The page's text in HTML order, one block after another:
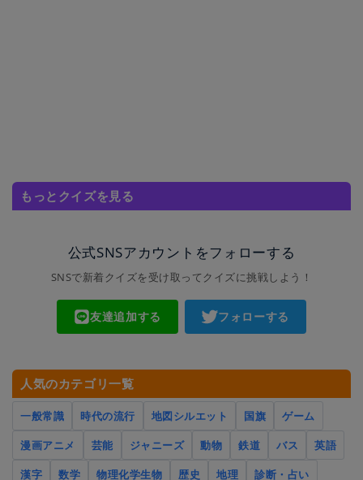
もっとクイズを見る
公式SNSアカウントをフォローする
SNSで新着クイズを受け取ってクイズに挑戦しよう！
友達追加する フォローする
人気のカテゴリ一覧
一般常識 時代の流行 地図シルエット 国旗
ゲーム
漫画アニメ
芸能 ジャニーズ 動物 鉄道 バス
英語
漢字
数学 物理化学生物 歴史 地理 診断・占い